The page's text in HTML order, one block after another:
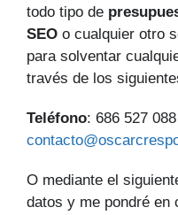
todo tipo de
SEO o cualquier otro
para solventar
través de los
Teléfono: 686
O mediante el
datos y me pondré en